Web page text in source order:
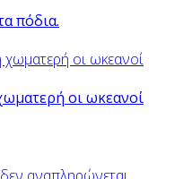
πόδια.
οι ωκεανοί